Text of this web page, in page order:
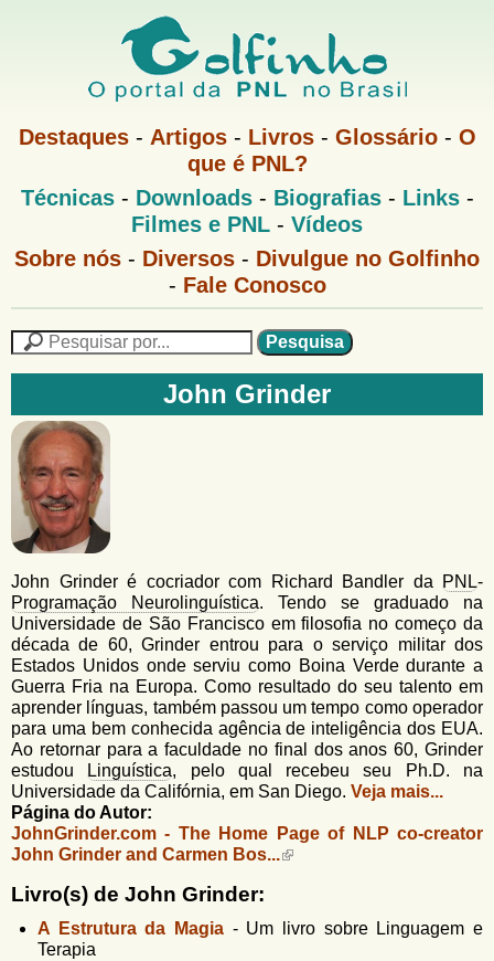
Pular
para
o
principal
G
f
i
n
h
o
M
u
Destaques- Artigos- Livros- Glossário- O
que é PNL?
M
e
P
Técnicas- Downloads- Biografias- Links-
Filmes e PNL - Vídeos
G
n
M
e
n
u
Sobre nós - Diversos - Divulgue no Golfinho
- Fale Conosco
F
r
m
u
l
á
r
i
o
d
e
b
u
s
c
a
e
u
s
a
n
G
o
l
f
i
n
h
o
John Grinder
John Grinder é cocriador com Richard Bandler da PNL-
Programação Neurolinguística. Tendo se graduado na
Universidade de São Francisco em filosofia no começo da
década de 60, Grinder entrou para o serviço militar dos
Estados Unidos onde serviu como Boina Verde durante a
Guerra Fria na Europa. Como resultado do seu talento em
aprender línguas, também passou um tempo como operador
para uma bem conhecida agência de inteligência dos EUA.
Ao retornar para a faculdade no final dos anos 60, Grinder
estudou
Linguística, pelo qual recebeu seu Ph.D. na
Universidade da Califórnia, em San Diego. Veja mais...
Página do Autor:
JohnGrinder.com - The Home Page of NLP co-creator
John Grinder and Carmen Bos...
Livro(s) de John Grinder:
A Estrutura da Magia - Um livro sobre Linguagem e
Terapia